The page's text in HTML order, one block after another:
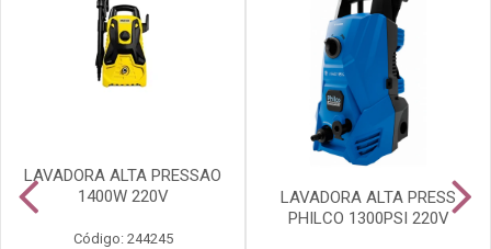
LAVADORA ALTA PRESSAO
1400W 220V
Código: 244245
LAVADORA ALTA PRESS
PHILCO 1300PSI 220V